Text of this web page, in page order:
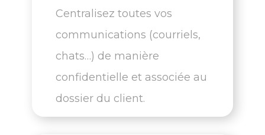
Centralisez toutes vos
communications (courriels,
chats…) de manière
confidentielle et associée au
dossier du client.